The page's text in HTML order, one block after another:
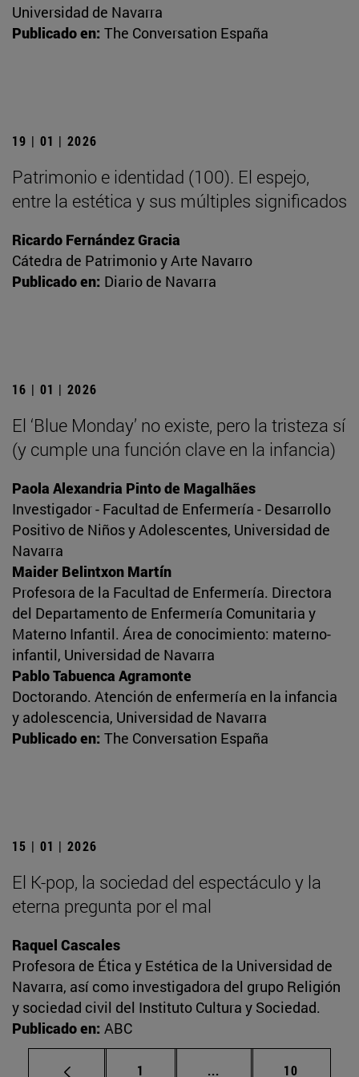
Universidad de Navarra
Publicado en: The Conversation España
19 | 01 | 2026
Patrimonio e identidad (100). El espejo,
entre la estética y sus múltiples significados
Ricardo Fernández Gracia
Cátedra de Patrimonio y Arte Navarro
Publicado en: Diario de Navarra
16 | 01 | 2026
El ‘Blue Monday’ no existe, pero la tristeza sí
(y cumple una función clave en la infancia)
Paola Alexandria Pinto de Magalhães
Investigador - Facultad de Enfermería - Desarrollo
Positivo de Niños y Adolescentes, Universidad de
Navarra
Maider Belintxon Martín
Profesora de la Facultad de Enfermería. Directora
del Departamento de Enfermería Comunitaria y
Materno Infantil. Área de conocimiento: materno-
infantil, Universidad de Navarra
Pablo Tabuenca Agramonte
Doctorando. Atención de enfermería en la infancia
y adolescencia, Universidad de Navarra
Publicado en: The Conversation España
15 | 01 | 2026
El K-pop, la sociedad del espectáculo y la
eterna pregunta por el mal
Raquel Cascales
Profesora de Ética y Estética de la Universidad de
Navarra, así como investigadora del grupo Religión
y sociedad civil del Instituto Cultura y Sociedad.
Publicado en: ABC
Página
1 ... Páginas intermedias
Página
10